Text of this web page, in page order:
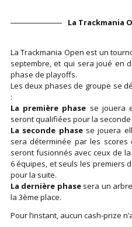
La Trackmania
La Trackmania Open est un
septembre, et qui sera joué en
phase de playoffs.
Les deux phases de groupe se
:
La première phase se jouera
seront qualifiées pour la
La seconde phase se jouera
sera déterminée par les scores
seront fusionnés avec ceux de
6 équipes, et seuls les premiers
pour la suite.
La dernière phase sera un
la 3ème place.
Pour l’instant, aucun cash-prize